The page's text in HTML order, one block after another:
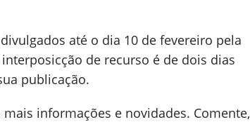
até o dia 10 de fevereiro pela
de recurso é de dois dias
publicação.
informações e novidades. Comente,